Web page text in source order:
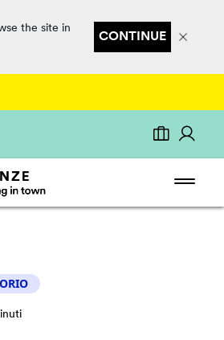
the site in
CONTINUE